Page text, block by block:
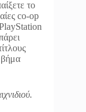
το
co-op
βήμα